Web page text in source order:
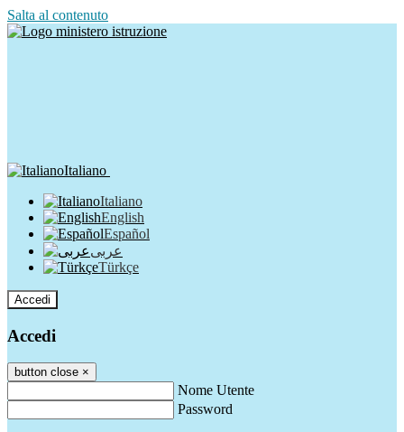
Salta al contenuto
Italiano
Italiano
English
Español
عربى
Türkçe
Accedi
Accedi
button close ×
Nome Utente
Password